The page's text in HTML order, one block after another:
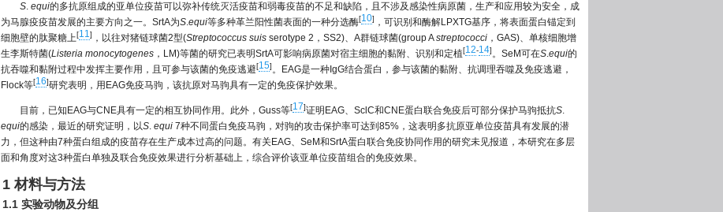
S. equi的多抗原组成的亚单位疫苗可以弥补传统灭活疫苗和弱毒疫苗的不足和缺陷，且不涉及感染性病原菌，生产和应用较为安全，成
为马腺疫疫苗发展的主要方向之一。SrtA为S.equi等多种革兰阳性菌表面的一种分选酶[10] ，可识别和酶解LPXTG基序，将表面蛋白锚定到
细胞壁的肽聚糖上[11] ，以往对猪链球菌2型(Streptococcus suis serotype 2，SS2)、A群链球菌(group Astreptococci ，GAS)、单核细胞增
生李斯特菌(Listeria monocytogenes ，LM)等菌的研究已表明SrtA可影响病原菌对宿主细胞的黏附、识别和定植[12-14]。SeM可在S.equi的
抗吞噬和黏附过程中发挥主要作用，且可参与该菌的免疫逃避[15]。EAG是一种IgG结合蛋白，参与该菌的黏附、抗调理吞噬及免疫逃避，
Flock等[16]研究表明，用EAG免疫马驹，该抗原对马驹具有一定的免疫保护效果。
目前，已知EAG与CNE具有一定的相互协同作用。此外，Guss等[17]证明EAG、SclC和CNE蛋白联合免疫后可部分保护马驹抵抗S.
equi的感染，最近的研究证明，以S. equi 7种不同蛋白免疫马驹，对驹的攻击保护率可达到85%，这表明多抗原亚单位疫苗具有发展的潜
力，但这种由7种蛋白组成的疫苗存在生产成本过高的问题。有关EAG、SeM和SrtA蛋白联合免疫协同作用的研究未见报道，本研究在多层
面和角度对这3种蛋白单独及联合免疫效果进行分析基础上，综合评价该亚单位疫苗组合的免疫效果。
1 材料与方法
1.1 实验动物及分组